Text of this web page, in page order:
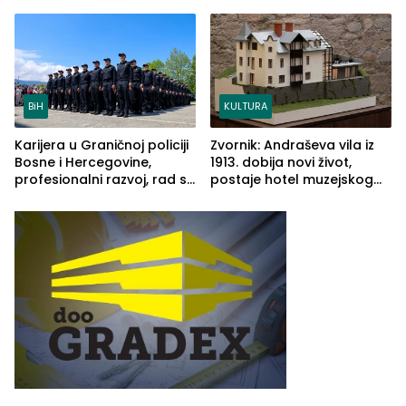
BiH
Karijera u Graničnoj policiji
Bosne i Hercegovine,
profesionalni razvoj, rad sa
služba građanima
KULTURA
Zvornik: Andraševa vila iz
1913. dobija novi život,
postaje hotel muzejskog